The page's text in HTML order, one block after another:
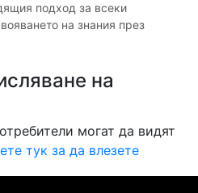
подход за всеки
на знания през
на
могат да видят
тук за да влезете